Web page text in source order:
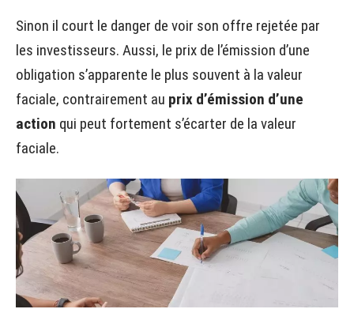
Sinon il court le danger de voir son offre rejetée par
les investisseurs. Aussi, le prix de l’émission d’une
obligation s’apparente le plus souvent à la valeur
faciale, contrairement au prix d’émission d’une
action qui peut fortement s’écarter de la valeur
faciale.